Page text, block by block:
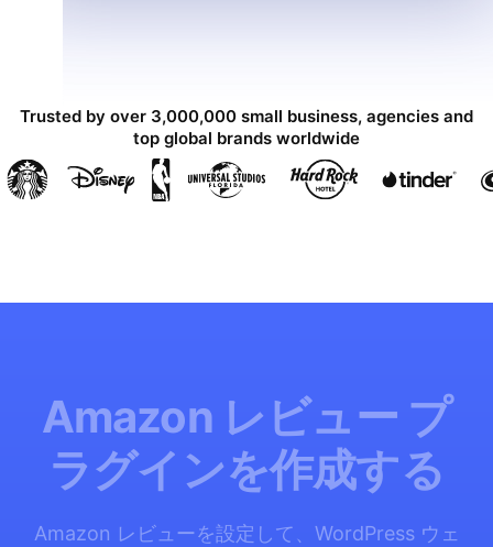
Trusted by over 3,000,000 small business, agencies and
top global brands worldwide
Amazon レビュー プ
ラグインを作成する
Amazon レビューを設定して、WordPress ウェ